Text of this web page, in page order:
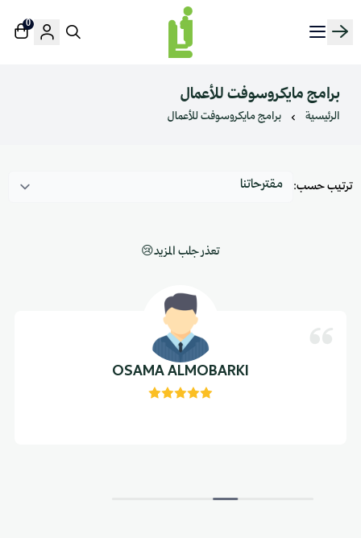
منصة لينك إن | Linkin.sa
0
برامج مايكروسوفت للأعمال
الرئيسية برامج مايكروسوفت للأعمال
ترتيب حسب:
تعذر جلب المزيد😢
OSAMA ALMOBARKI